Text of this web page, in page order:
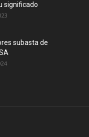
significado
subasta de